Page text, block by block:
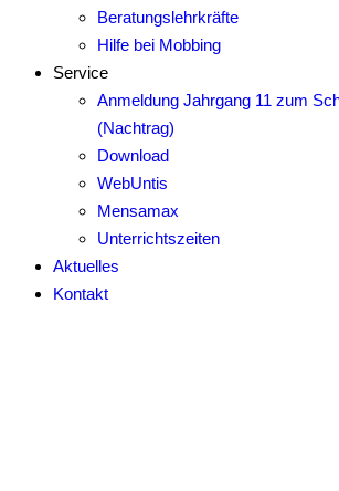
Beratungslehrkräfte
Hilfe bei Mobbing
Service
Anmeldung Jahrgang 11 zum
(Nachtrag)
Download
WebUntis
Mensamax
Unterrichtszeiten
Aktuelles
Kontakt